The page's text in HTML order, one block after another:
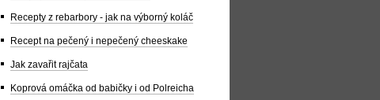
Recepty z rebarbory - jak na výborný koláč
Recept na pečený i nepečený cheeskake
Jak zavařit rajčata
Koprová omáčka od babičky i od Polreicha